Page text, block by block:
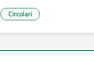
Circolari